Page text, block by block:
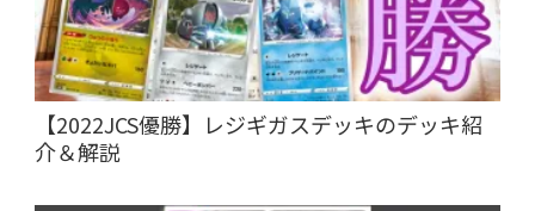
【2022JCS優勝】レジギガスデッキのデッキ紹
介＆解説